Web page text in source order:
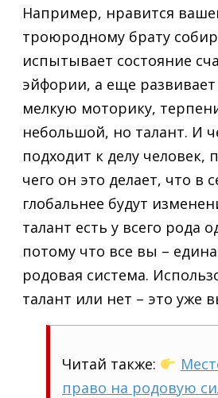
Например, нравится
троюродному брату
испытывает состояние
эйфории, а еще
мелкую моторику,
небольшой, но талант. И
подходит к делу человек,
чего он это делает, что в
глобальнее будут
талант есть у всего рода
потому что все вы –
родовая система.
талант или нет – это уже
Читай также:
право на родовую